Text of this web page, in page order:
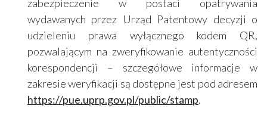
zabezpieczenie w postaci opatrywania
wydawanych przez Urząd Patentowy decyzji o
udzieleniu prawa wyłącznego kodem QR,
pozwalającym na zweryfikowanie autentyczności
korespondencji – szczegółowe informacje w
zakresie weryfikacji są dostępne jest pod adresem
https://pue.uprp.gov.pl/public/stamp.